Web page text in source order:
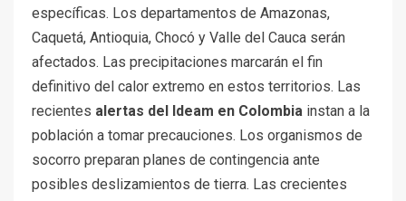
específicas. Los departamentos de Amazonas,
Caquetá, Antioquia, Chocó y Valle del Cauca serán
afectados. Las precipitaciones marcarán el fin
definitivo del calor extremo en estos territorios. Las
recientes alertas del Ideam en Colombia instan a la
población a tomar precauciones. Los organismos de
socorro preparan planes de contingencia ante
posibles deslizamientos de tierra. Las crecientes